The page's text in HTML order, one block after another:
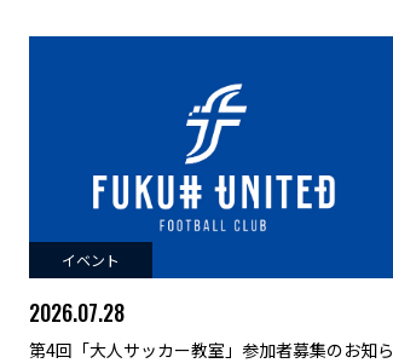
イベント
2026.07.28
第4回「大人サッカー教室」参加者募集のお知ら